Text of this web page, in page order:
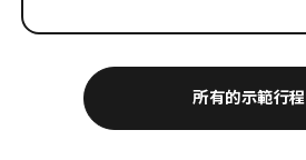
所有的示範行程